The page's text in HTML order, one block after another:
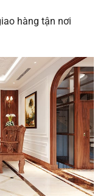
hàng tận nơi